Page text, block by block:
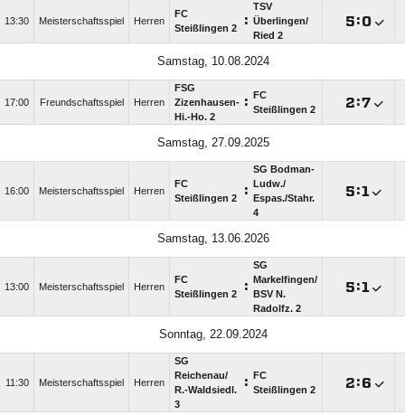
13:30 Meisterschaftsspiel Herren
FC
Steißlingen 2
:
TSV
Überlingen/​
Ried 2
:
Samstag, 10.08.2024
17:00 Freundschaftsspiel Herren
FSG
Zizenhausen-
Hi.-Ho. 2
:
FC
Steißlingen 2
:
Samstag, 27.09.2025
16:00 Meisterschaftsspiel Herren
FC
Steißlingen 2
:
SG Bodman-
Ludw./​
Espas./​Stahr.
4
:
Samstag, 13.06.2026
13:00 Meisterschaftsspiel Herren
FC
Steißlingen 2
:
SG
Markelfingen/​
BSV N.
Radolfz. 2
:
Sonntag, 22.09.2024
11:30 Meisterschaftsspiel Herren
SG
Reichenau/​
R.-Waldsiedl.
3
:
FC
Steißlingen 2
: